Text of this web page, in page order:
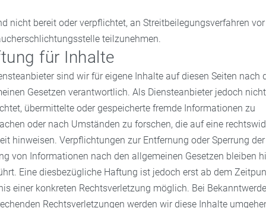
nicht bereit oder verpflichtet, an Streitbeilegungsverfahren
teilzunehmen.
für Inhalte
sind wir für eigene Inhalte auf diesen Seiten nach
Gesetzen verantwortlich. Als Diensteanbieter jedoch nicht
übermittelte oder gespeicherte fremde Informationen zu
oder nach Umständen zu forschen, die auf eine
hinweisen. Verpflichtungen zur Entfernung oder Sperrung der
von Informationen nach den allgemeinen Gesetzen bleiben
Eine diesbezügliche Haftung ist jedoch erst ab dem
einer konkreten Rechtsverletzung möglich. Bei
Rechtsverletzungen werden wir diese Inhalte